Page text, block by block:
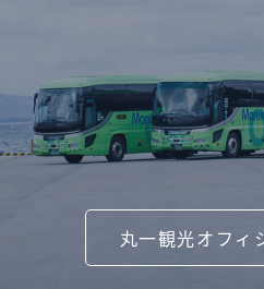
丸一観光オフィ